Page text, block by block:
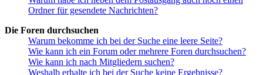
Ordner für gesendete Nachrichten?
Die Foren durchsuchen
Warum bekomme ich bei der Suche eine leere Seite?
Wie kann ich ein Forum oder mehrere Foren durchsuchen?
Wie kann ich nach Mitgliedern suchen?
Weshalb erhalte ich bei der Suche keine Ergebnisse?